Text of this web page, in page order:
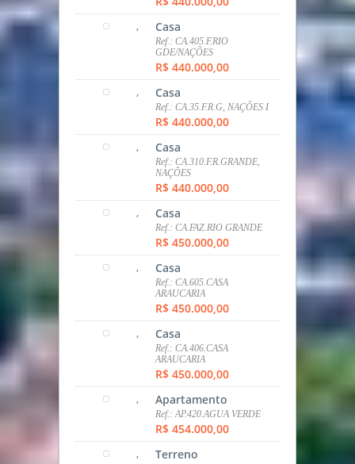
Apartamento
Ref.: AP.BIGORILHO, 303
R$ 390.000,00
SOBRADO
Ref.: SOB.0395.TATUQUARA
R$ 390.000,00
tipo
Ref.: 637
R$ 400.000,00
Apartamento
Ref.: AP.450.PORTÃO
R$ 427.900,00
Casa
Ref.:
CA.10.ARAUCARIA/IGUAÇU
R$ 440.000,00
Casa
Ref.: CA.405.F.RIO
GDE/NAÇÕES
R$ 440.000,00
Casa
Ref.: CA.35.F.R.G, NAÇÕES I
R$ 440.000,00
Casa
Ref.: CA.310.F.R.GRANDE,
NAÇÕES
R$ 440.000,00